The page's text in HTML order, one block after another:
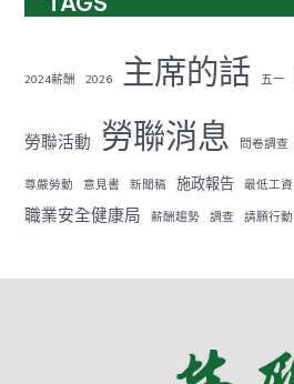
2024薪酬 2026 主席的話 五一
勞聯活動 勞聯消息 問卷調查
尊嚴勞動 意見書 新聞稿 施政報告 最低工資
職業安全健康局 薪酬趨勢 調查 請願行動